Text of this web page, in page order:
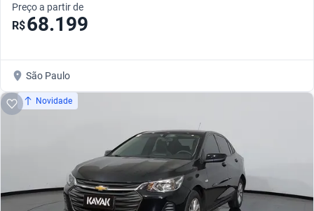
Preço a partir de
R$68.199
São Paulo
Novidade